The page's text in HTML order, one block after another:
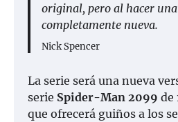
original, pero al hacer
completamente nueva.
Nick Spencer
La serie será una nueva
serie Spider-Man 2099 de
que ofrecerá guiños a los